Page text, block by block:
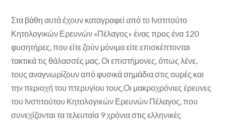
Στα βάθη αυτά έχουν καταγραφεί από το Ινστιτούτο
Κητολογικών Ερευνών «Πέλαγος» ένας προς ένα 120
φυσητήρες, που είτε ζούν μόνιμα είτε επισκέπτονται
τακτικά τις θάλασσές μας. Οι επιστήμονες, όπως λένε,
τους αναγνωρίζουν από φυσικά σημάδια στις ουρές και
την περιοχή του πτερυγίου τους.Οι μακροχρόνιες έρευνες
του Ινστιτούτου Κητολογικών Ερευνών Πέλαγος, που
συνεχίζονται τα τελευταία 9 χρόνια στις ελληνικές